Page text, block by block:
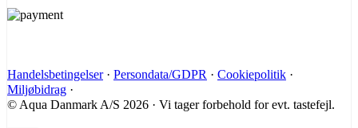
Handelsbetingelser· Persondata/GDPR · Cookiepolitik ·
Miljøbidrag ·
© Aqua Danmark A/S 2026 · Vi tager forbehold for evt. tastefejl.